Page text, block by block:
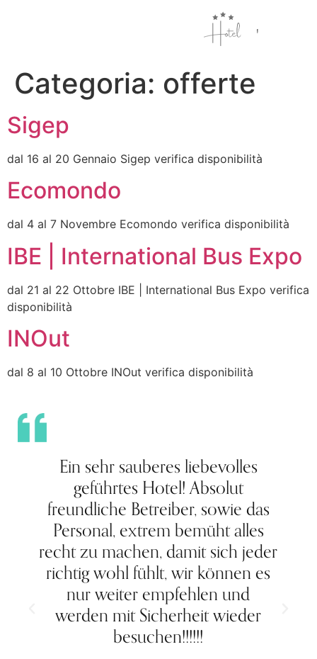
Categoria: offerte
Sigep
dal 16 al 20 Gennaio Sigep verifica disponibilità
Ecomondo
dal 4 al 7 Novembre Ecomondo verifica disponibilità
IBE | International Bus Expo
dal 21 al 22 Ottobre IBE | International Bus Expo verifica
disponibilità
INOut
dal 8 al 10 Ottobre INOut verifica disponibilità
Ein sehr sauberes liebevolles
geführtes Hotel! Absolut
freundliche Betreiber, sowie das
Personal, extrem bemüht alles
recht zu machen, damit sich jeder
richtig wohl fühlt, wir können es
nur weiter empfehlen und
werden mit Sicherheit wieder
besuchen!!!!!!